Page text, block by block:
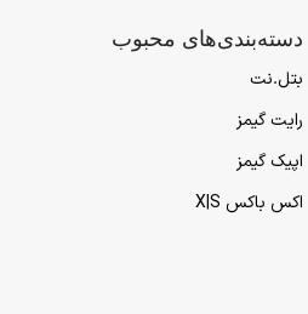
دسته‌بندی‌های محبوب
بتل.نت
رایت گیمز
اپیک گیمز
اکس باکس X|S